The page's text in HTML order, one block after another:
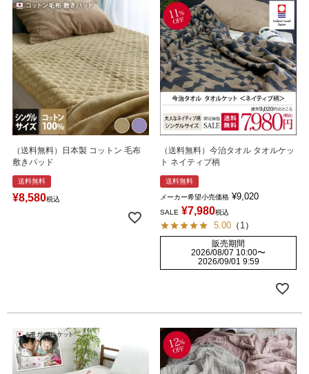
（送料無料）日本製 コットン 毛布
敷きパッド
送料無料
¥8,580税込
（送料無料）今治タオル タオルケッ
ト ネイティブ柄
送料無料
メーカー希望小売価格 ¥9,020
SALE ¥7,980税込
5.00 （ 1 ）
販売期間
2026/08/07 10:00〜
2026/09/01 9:59